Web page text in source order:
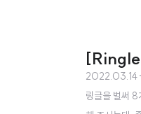
2022.03.14
링글을 벌써